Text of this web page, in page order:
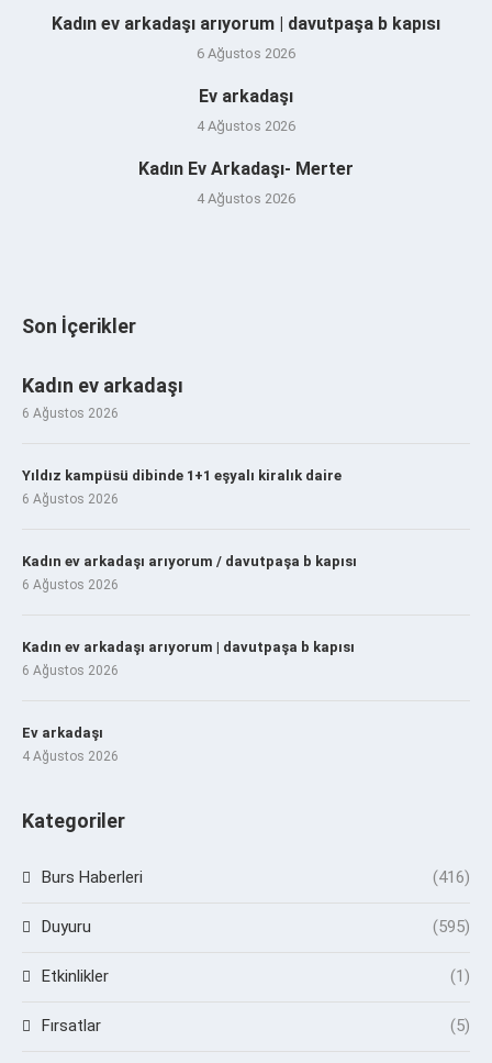
Kadın ev arkadaşı arıyorum | davutpaşa b kapısı
6 Ağustos 2026
Ev arkadaşı
4 Ağustos 2026
Kadın Ev Arkadaşı- Merter
4 Ağustos 2026
Son İçerikler
Kadın ev arkadaşı
6 Ağustos 2026
Yıldız kampüsü dibinde 1+1 eşyalı kiralık daire
6 Ağustos 2026
Kadın ev arkadaşı arıyorum / davutpaşa b kapısı
6 Ağustos 2026
Kadın ev arkadaşı arıyorum | davutpaşa b kapısı
6 Ağustos 2026
Ev arkadaşı
4 Ağustos 2026
Kategoriler
Burs Haberleri (416)
Duyuru (595)
Etkinlikler (1)
Fırsatlar (5)